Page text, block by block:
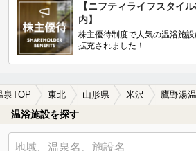
【ニフティライフスタイ
内】
株主優待制度で人気の温浴施
拡充されました！
泉TOP 東北 山形県 米沢 鷹野湯
温浴施設を探す